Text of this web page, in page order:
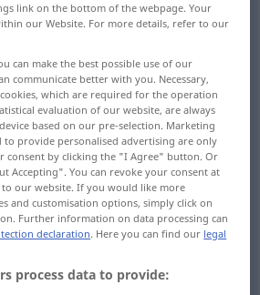
Kompositionen
Gesang
Empfänglichkeit für Musik
Jagdhunde
Noten
link on the bottom of the webpage. Your
our Website. For more details, refer to our
can make the best possible use of our
communicate better with you. Necessary,
which are required for the operation
evaluation of our website, are always
based on our pre-selection. Marketing
to provide personalised advertising are only
consent by clicking the "I Agree" button. Or
Accepting". You can revoke your consent at
our website. If you would like more
and customisation options, simply click on
Further information on data processing can
declaration. Here you can find our legal
process data to provide: